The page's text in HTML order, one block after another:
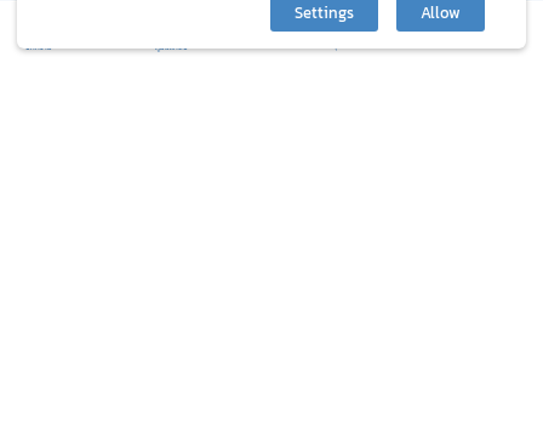
บทความ ภูมิแพ้คลับ
Settings
Allow